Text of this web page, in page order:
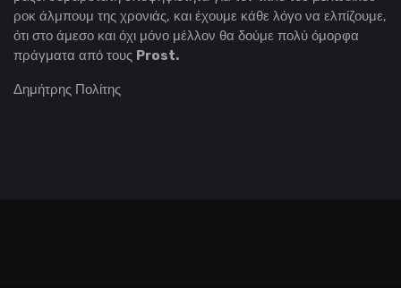
ροκ άλμπουμ της χρονιάς, και έχουμε κάθε λόγο να ελπίζουμε,
ότι στο άμεσο και όχι μόνο μέλλον θα δούμε πολύ όμορφα
πράγματα από τους Prost.
Δημήτρης Πολίτης